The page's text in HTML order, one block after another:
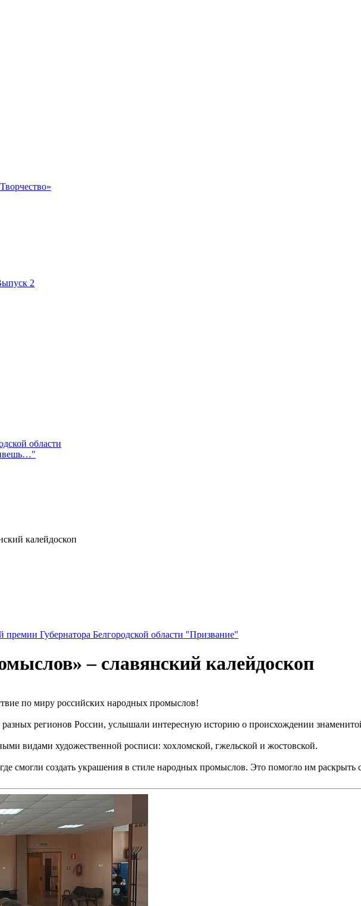
2
области
калейдоскоп
премии Губернатора Белгородской области "Призвание"
– славянский калейдоскоп
по миру российских народных промыслов!
разных регионов России, услышали интересную историю о происхождении
видами художественной росписи: хохломской, гжельской и жостовской.
смогли создать украшения в стиле народных промыслов. Это помогло им раскрыть